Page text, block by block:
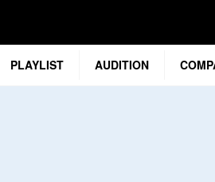
PLAYLIST AUDITION